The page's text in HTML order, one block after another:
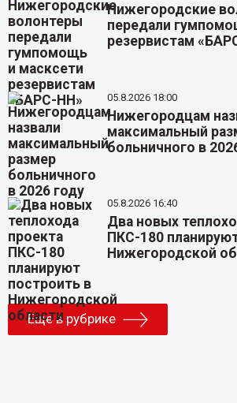
Нижегородские
передали
резервистам
05.8.2026 18:00
Нижегородцам
максимальный
больничного в
05.8.2026 16:40
Два новых
ПКС-180
Нижегородской
Еще в рубрике